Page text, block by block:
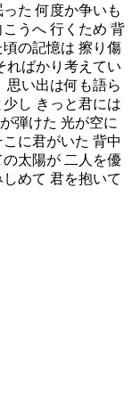
た 何度か争いも
うへ 行くため 背
の記憶は 擦り傷
ればかり考えてい
思い出は何も語ら
し きっと君には
弾けた 光が空に
に君がいた 背中
太陽が 二人を優
めて 君を抱いて